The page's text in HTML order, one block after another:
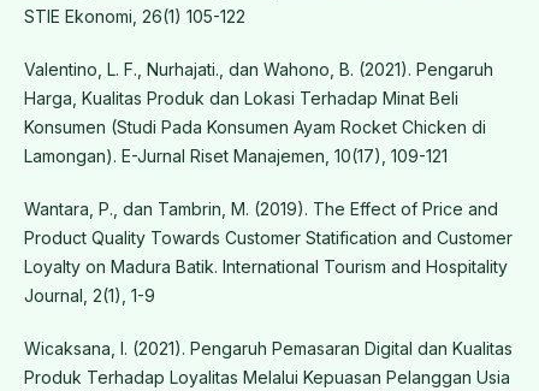
STIE Ekonomi, 26(1) 105-122
Valentino, L. F., Nurhajati., dan Wahono, B. (2021). Pengaruh
Harga, Kualitas Produk dan Lokasi Terhadap Minat Beli
Konsumen (Studi Pada Konsumen Ayam Rocket Chicken di
Lamongan). E-Jurnal Riset Manajemen, 10(17), 109-121
Wantara, P., dan Tambrin, M. (2019). The Effect of Price and
Product Quality Towards Customer Statification and Customer
Loyalty on Madura Batik. International Tourism and Hospitality
Journal, 2(1), 1-9
Wicaksana, I. (2021). Pengaruh Pemasaran Digital dan Kualitas
Produk Terhadap Loyalitas Melalui Kepuasan Pelanggan Usia